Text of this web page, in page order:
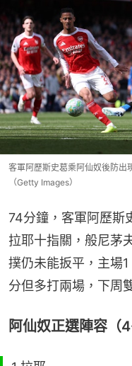
客軍阿歷斯史葛乘阿仙奴後防出
（Getty Images）
74分鐘，客軍阿歷斯
拉耶十指關，般尼茅
撲仍未能扳平，主場
分但多打兩場，下周
阿仙奴正選陣容（